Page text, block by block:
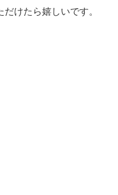
けたら嬉しいです。